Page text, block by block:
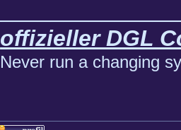
offizieller DGL
Never run a changing